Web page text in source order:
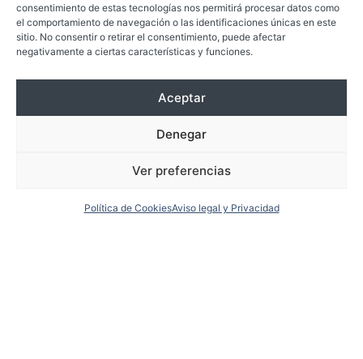
consentimiento de estas tecnologías nos permitirá procesar datos como
el comportamiento de navegación o las identificaciones únicas en este
sitio. No consentir o retirar el consentimiento, puede afectar
negativamente a ciertas características y funciones.
Aceptar
Denegar
Ver preferencias
Política de CookiesAviso legal y Privacidad